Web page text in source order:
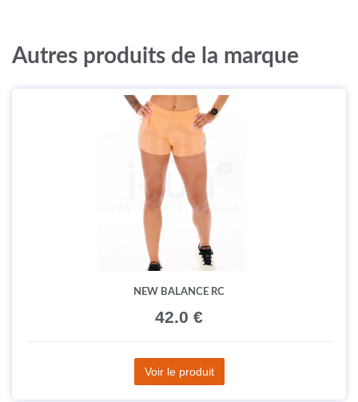
Autres produits de la marque
NEW BALANCE RC
42.0 €
Voir le produit